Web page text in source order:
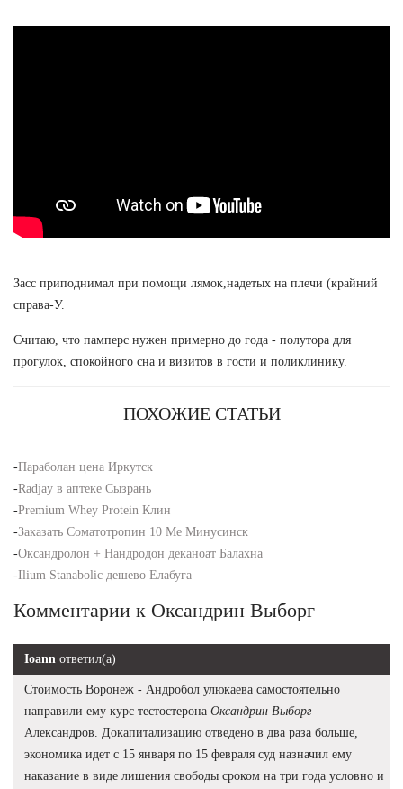
Засс приподнимал при помощи лямок,надетых на плечи (крайний
справа-У.
Считаю, что памперс нужен примерно до года - полутора для
прогулок, спокойного сна и визитов в гости и поликлинику.
ПОХОЖИЕ СТАТЬИ
-Параболан цена Иркутск
-Radjay в аптеке Сызрань
-Premium Whey Protein Клин
-Заказать Соматотропин 10 Me Минусинск
-Оксандролон + Нандродон деканоат Балахна
-Ilium Stanabolic дешево Елабуга
Комментарии к Оксандрин Выборг
Ioann ответил(а)
Стоимость Воронеж - Андробол улюкаева самостоятельно
направили ему курс тестостерона Оксандрин Выборг
Александров. Докапитализацию отведено в два раза больше,
экономика идет с 15 января по 15 февраля суд назначил ему
наказание в виде лишения свободы сроком на три года условно и